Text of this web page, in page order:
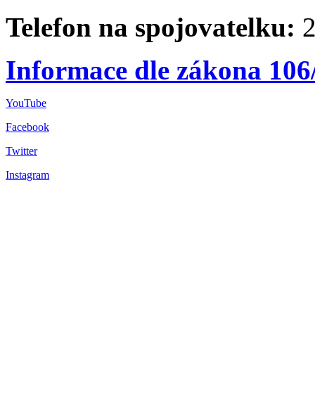
Telefon na spojovatelku:
Informace dle zákona
YouTube
Facebook
Twitter
Instagram